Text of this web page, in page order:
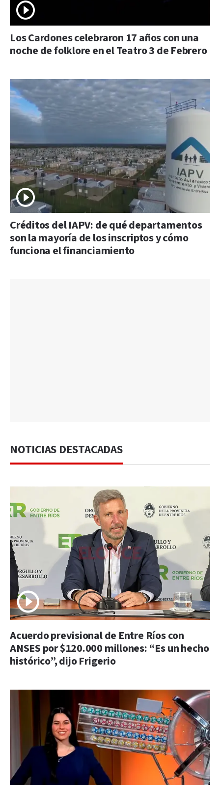
Los Cardones celebraron 17 años con una
noche de folklore en el Teatro 3 de Febrero
Créditos del IAPV: de qué departamentos
son la mayoría de los inscriptos y cómo
funciona el financiamiento
NOTICIAS DESTACADAS
Acuerdo previsional de Entre Ríos con
ANSES por $120.000 millones: “Es un hecho
histórico”, dijo Frigerio